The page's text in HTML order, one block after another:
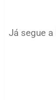
Já segue a